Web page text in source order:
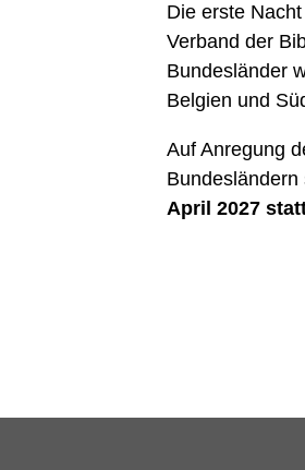
Die erste
Verband der
Bundesländer
Belgien und
Auf Anregung
Bundesländern
April 2027